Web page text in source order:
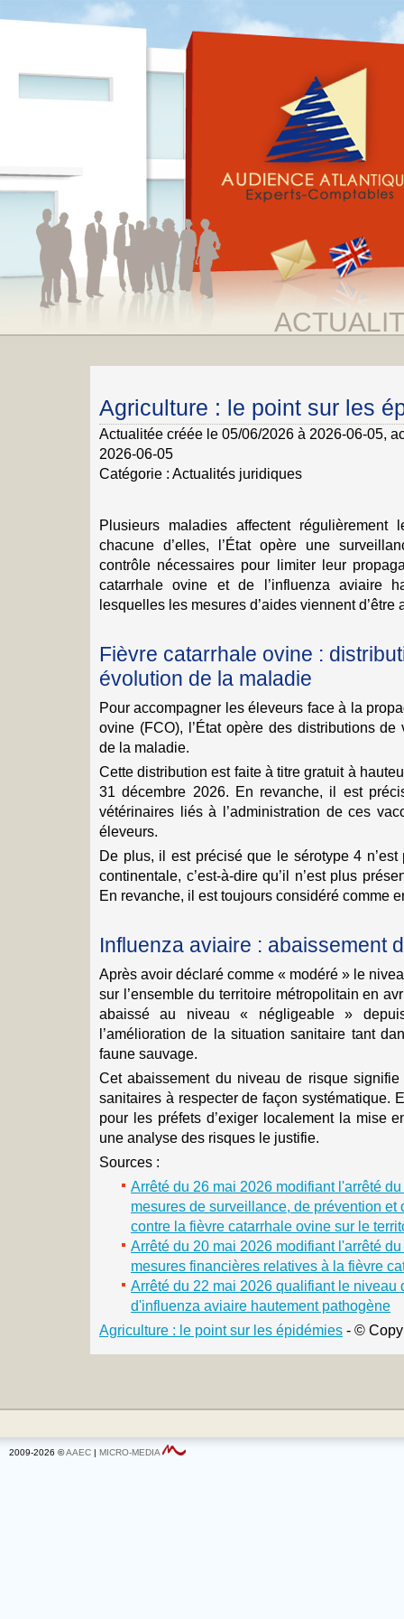
Agriculture : le point sur les
Actualitée créée le 05/06/2026 à 2026-06-05,
2026-06-05
Catégorie : Actualités juridiques
Plusieurs maladies affectent régulièrement
chacune d’elles, l’État opère une
contrôle nécessaires pour limiter leur
catarrhale ovine et de l’influenza aviaire
lesquelles les mesures d’aides viennent
Fièvre catarrhale ovine :
évolution de la maladie
Pour accompagner les éleveurs face à la
ovine (FCO), l’État opère des distributions
de la maladie.
Cette distribution est faite à titre gratuit à
31 décembre 2026. En revanche, il est
vétérinaires liés à l’administration de ces
éleveurs.
De plus, il est précisé que le sérotype 4
continentale, c’est-à-dire qu’il n’est plus
En revanche, il est toujours considéré comme
Influenza aviaire : abaissement
Après avoir déclaré comme « modéré » le
sur l’ensemble du territoire métropolitain en
abaissé au niveau « négligeable »
l’amélioration de la situation sanitaire tant
faune sauvage.
Cet abaissement du niveau de risque signifie
sanitaires à respecter de façon systématique.
pour les préfets d’exiger localement la mise
une analyse des risques le justifie.
Sources :
Arrêté du 26 mai 2026 modifiant l'arrêté
mesures de surveillance, de prévention et
contre la fièvre catarrhale ovine sur le
Arrêté du 20 mai 2026 modifiant l'arrêté
mesures financières relatives à la fièvre
Arrêté du 22 mai 2026 qualifiant le niveau
d'influenza aviaire hautement pathogène
Agriculture : le point sur les épidémies - ©
2009-2026 ©AAEC | MICRO-MEDIA